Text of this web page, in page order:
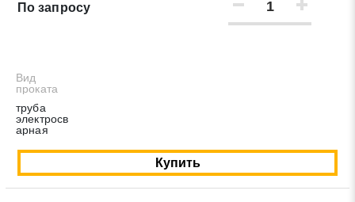
По запросу
Вид
проката
труба
электросв
арная
Купить